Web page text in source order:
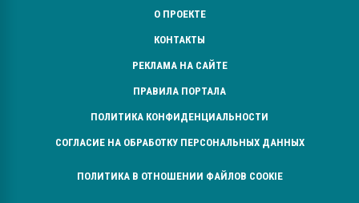
О ПРОЕКТЕ
КОНТАКТЫ
РЕКЛАМА НА САЙТЕ
ПРАВИЛА ПОРТАЛА
ПОЛИТИКА КОНФИДЕНЦИАЛЬНОСТИ
СОГЛАСИЕ НА ОБРАБОТКУ ПЕРСОНАЛЬНЫХ ДАННЫХ
ПОЛИТИКА В ОТНОШЕНИИ ФАЙЛОВ COOKIE